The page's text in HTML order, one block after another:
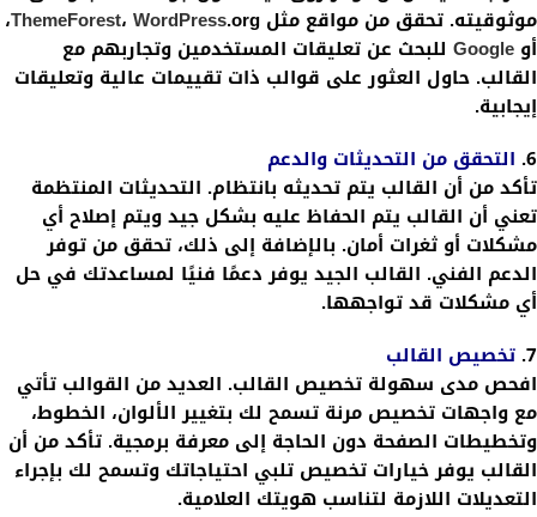
موثوقيته. تحقق من مواقع مثل
ThemeForest، WordPress
.org،
أو Google للبحث عن تعليقات المستخدمين وتجاربهم مع
القالب. حاول العثور على قوالب ذات تقييمات عالية وتعليقات
إيجابية.
6. التحقق من التحديثات والدعم
تأكد من أن القالب يتم تحديثه بانتظام. التحديثات المنتظمة
تعني أن القالب يتم الحفاظ عليه بشكل جيد ويتم إصلاح أي
مشكلات أو ثغرات أمان. بالإضافة إلى ذلك، تحقق من توفر
الدعم الفني. القالب الجيد يوفر دعمًا فنيًا لمساعدتك في حل
أي مشكلات قد تواجهها.
7. تخصيص القالب
افحص مدى سهولة تخصيص القالب. العديد من القوالب تأتي
مع واجهات تخصيص مرنة تسمح لك بتغيير الألوان، الخطوط،
وتخطيطات الصفحة دون الحاجة إلى معرفة برمجية. تأكد من أن
القالب يوفر خيارات تخصيص تلبي احتياجاتك وتسمح لك بإجراء
التعديلات اللازمة لتناسب هويتك العلامية.